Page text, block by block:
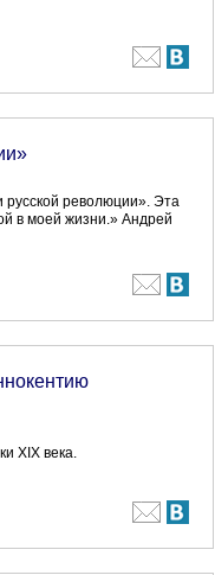
революции». Эта
в моей жизни.» Андрей
XIX века.